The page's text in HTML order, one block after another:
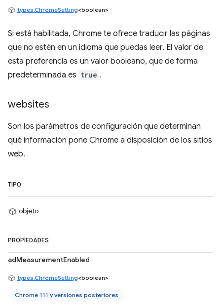
types.ChromeSetting<boolean>
Si está habilitada, Chrome te ofrece traducir las páginas
que no estén en un idioma que puedas leer. El valor de
esta preferencia es un valor booleano, que de forma
predeterminada es true .
websites
Son los parámetros de configuración que determinan
qué información pone Chrome a disposición de los sitios
web.
TIPO
objeto
PROPIEDADES
adMeasurementEnabled
types.ChromeSetting<boolean>
Chrome 111 y versiones posteriores